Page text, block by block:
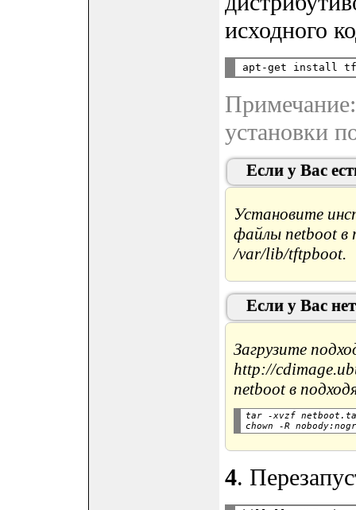
исходного
установки
Если у Вас
Установите
файлы netboot в
/var/lib/tftpboot.
Если у Вас
Загрузите
http://
netboot в
tar -xvzf
4.